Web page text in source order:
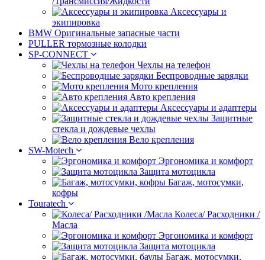
Аксессуары и
экипировка
BMW Оригинальные запасные части
PULLER тормозные колодки
SP-CONNECT
Чехлы на телефон
Беспроводные зарядки
Мото крепления
Авто крепления
Аксессуары и адаптеры
Защитные
стекла и дождевые чехлы
Вело крепления
SW-Motech
Эргономика и комфорт
Защита мотоцикла
Багаж, мотосумки,
кофры
Touratech
Колеса/ Расходники /
Масла
Эргономика и комфорт
Защита мотоцикла
Багаж, мотосумки,